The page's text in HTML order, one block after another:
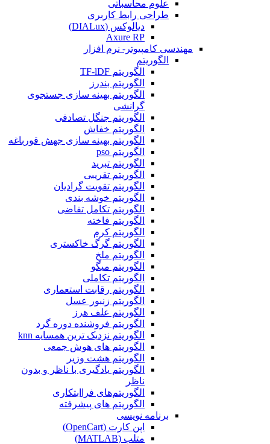
علوم محاسباتی
طراحی رابط کاربری
دیالوکس (DIALux)
Axure RP
مهندسی کامپیوتر- نرم افزار
الگوریتم
الگوریتم TF-lDF
الگوریتم بندرز
الگوریتم بهینه سازی جستجوی
گرانشی
الگوریتم جنگل تصادفی
الگوریتم خفاش
الگوریتم بهینه سازی جهش قورباغه
الگوریتم pso
الگوریتم تبرید
الگوریتم تقریبی
الگوریتم تقویت گرادیان
الگوریتم خوشه بندی
الگوریتم تکامل تفاضی
الگوریتم فاخته
الگوریتم کرم
الگوریتم گرگ خاکستری
الگوریتم ملخ
الگوریتم میگو
الگوریتم تکاملی
الگوریتم رقابت استعماری
الگوریتم زنبور عسل
الگوریتم علف هرز
الگوریتم فروشنده دوره گرد
الگوریتم نزدیک ترین همسایه knn
الگوریتم های هوش جمعی
الگوریتم هشت وزیر
الگوریتم یادگیری با ناظر و بدون
ناظر
الگوریتم‌های فراابتکاری
الگوریتم های پیشرفته
برنامه نویسی
اپن کارت (OpenCart)
متلب (MATLAB)